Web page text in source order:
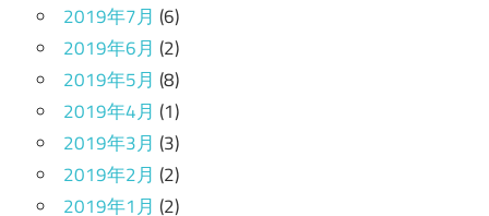
2019年7月 (6)
2019年6月 (2)
2019年5月 (8)
2019年4月 (1)
2019年3月 (3)
2019年2月 (2)
2019年1月 (2)